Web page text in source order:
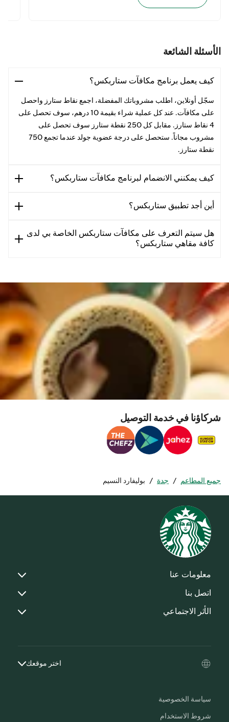
الأسئلة الشائعة
كيف يعمل برنامج مكافآت ستاربكس؟
سجّل أونلاين، اطلب مشروباتك المفضلة، اجمع نقاط ستارز واحصل
على مكافآت. عند كل عملية شراء بقيمة 10 درهم، سوف تحصل على
4 نقاط ستارز. مقابل كل 250 نقطة ستارز سوف تحصل على
مشروب مجاناً. ستحصل على درجة عضوية جولد عندما تجمع 750
نقطة ستارز.
كيف يمكنني الانضمام لبرنامج مكافآت ستاربكس؟
أين أجد تطبيق ستاربكس؟
هل سيتم التعرف على مكافآت ستاربكس الخاصة بي لدى
كافة مقاهي ستاربكس؟
شركاؤنا في خدمة التوصيل
جميع المطاعم / جدة / بوليفارد النسيم
معلومات عنا
اتصل بنا
الأثر الاجتماعي
اختر موقعك
سياسة الخصوصية
شروط الاستخدام